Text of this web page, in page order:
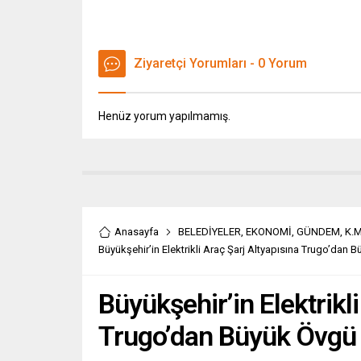
Ziyaretçi Yorumları - 0 Yorum
Henüz yorum yapılmamış.
Anasayfa BELEDİYELER EKONOMİ GÜNDEM
Büyükşehir’in Elektrikli Araç Şarj Altyapısına Trugo’dan
Büyükşehir’in
Trugo’dan Büyük Övgü